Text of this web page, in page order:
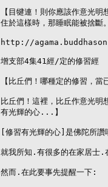
【目犍連！則你應該作意光
住於這樣時，那睡眠能被捨斷
http://
增支部4集41經/定的修習經
【比丘們！哪種定的修習，
比丘們！這裡，比丘作意光
有光輝的心...】
[修習有光輝的心]是佛陀所
就我所知.有很多的在家居士
然而.在此要事先提醒一下: